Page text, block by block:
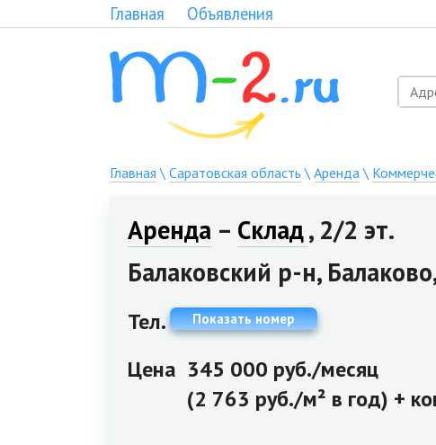
Главная Объявления
Главная \ Саратовская область \ Аренда\
Аренда – Склад, 2/2 эт.
Балаковский р-н,
Тел. Показать номер
Цена 345 000 руб./месяц
(2 763 руб./м² в год) +